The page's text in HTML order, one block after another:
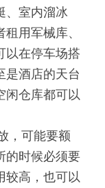
、室内溜冰
用军械库、
以在停车场搭
是酒店的天台
闲仓库都可以
，可能要额
的时候必须要
较高，也可以